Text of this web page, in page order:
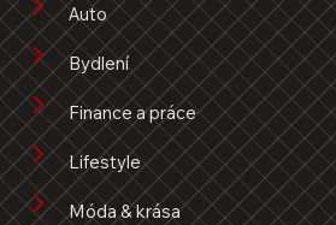
Auto
Bydlení
Finance a práce
Lifestyle
Móda & krása